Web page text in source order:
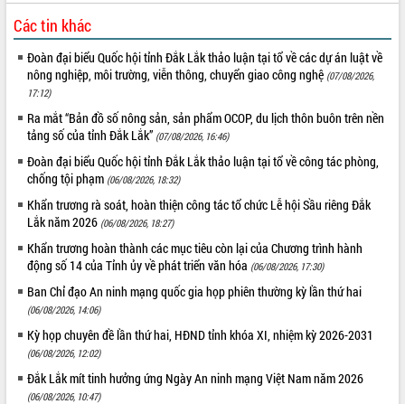
phá cơ chế - Hợp tác công tư
Đề án 06 tạo bước ngoặt đột phá trong
cải cách hành chính tỉnh Đắk Lắk
Kết nối tour, đẩy mạnh chuyển đổi số
để phát triển du lịch Đắk Lắk
Khởi động Dự án Đầu tư xây dựng hạ
tầng kỹ thuật Cụm công nghiệp Tân
Tiến
Gặp mặt các cơ quan báo chí nhân Kỷ
niệm 101 năm Ngày Báo chí Cách
mạng Việt Nam
Đắk Lắk sơ kết 4 năm triển khai thực
hiện Đề án 06 của Chính phủ
Họp báo thông tin về Hội nghị Công bố
Quy hoạch và Xúc tiến đầu tư tỉnh Đắk
Lắk
Khơi thông điểm nghẽn, đẩy nhanh
giải ngân vốn khắc phục thiên tai
HĐND tỉnh thông qua điều chỉnh Quy
Các tin khác
Đoàn đại biểu Quốc hội tỉnh Đắk Lắk thảo luận tại tổ về các dự án luật về
nông nghiệp, môi trường, viễn thông, chuyển giao công nghệ (07/08/2026,
17:12)
Ra mắt “Bản đồ số nông sản, sản phẩm OCOP, du lịch thôn buôn trên nền
tảng số của tỉnh Đắk Lắk” (07/08/2026, 16:46)
Đoàn đại biểu Quốc hội tỉnh Đắk Lắk thảo luận tại tổ về công tác phòng,
chống tội phạm (06/08/2026, 18:32)
Khẩn trương rà soát, hoàn thiện công tác tổ chức Lễ hội Sầu riêng Đắk
Lắk năm 2026 (06/08/2026, 18:27)
Khẩn trương hoàn thành các mục tiêu còn lại của Chương trình hành
động số 14 của Tỉnh ủy về phát triển văn hóa (06/08/2026, 17:30)
Ban Chỉ đạo An ninh mạng quốc gia họp phiên thường kỳ lần thứ hai
(06/08/2026, 14:06)
Kỳ họp chuyên đề lần thứ hai, HĐND tỉnh khóa XI, nhiệm kỳ 2026-2031
(06/08/2026, 12:02)
Đắk Lắk mít tinh hưởng ứng Ngày An ninh mạng Việt Nam năm 2026
(06/08/2026, 10:47)